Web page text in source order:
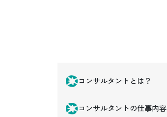
コンサルタントとは？
コンサルタントの仕事内容